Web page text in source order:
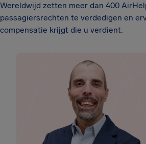
Wereldwijd zetten meer dan 400
passagiersrechten te verdedigen en
compensatie krijgt die u verdient.